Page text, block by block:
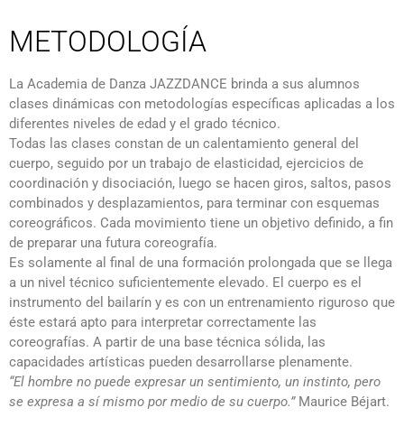
METODOLOGÍA
La Academia de Danza JAZZDANCE brinda a sus alumnos
clases dinámicas con metodologías específicas aplicadas a los
diferentes niveles de edad y el grado técnico.
Todas las clases constan de un calentamiento general del
cuerpo, seguido por un trabajo de elasticidad, ejercicios de
coordinación y disociación, luego se hacen giros, saltos, pasos
combinados y desplazamientos, para terminar con esquemas
coreográficos. Cada movimiento tiene un objetivo definido, a fin
de preparar una futura coreografía.
Es solamente al final de una formación prolongada que se llega
a un nivel técnico suficientemente elevado. El cuerpo es el
instrumento del bailarín y es con un entrenamiento riguroso que
éste estará apto para interpretar correctamente las
coreografías. A partir de una base técnica sólida, las
capacidades artísticas pueden desarrollarse plenamente.
“El hombre no puede expresar un sentimiento, un instinto, pero
se expresa a sí mismo por medio de su cuerpo.” Maurice Béjart.